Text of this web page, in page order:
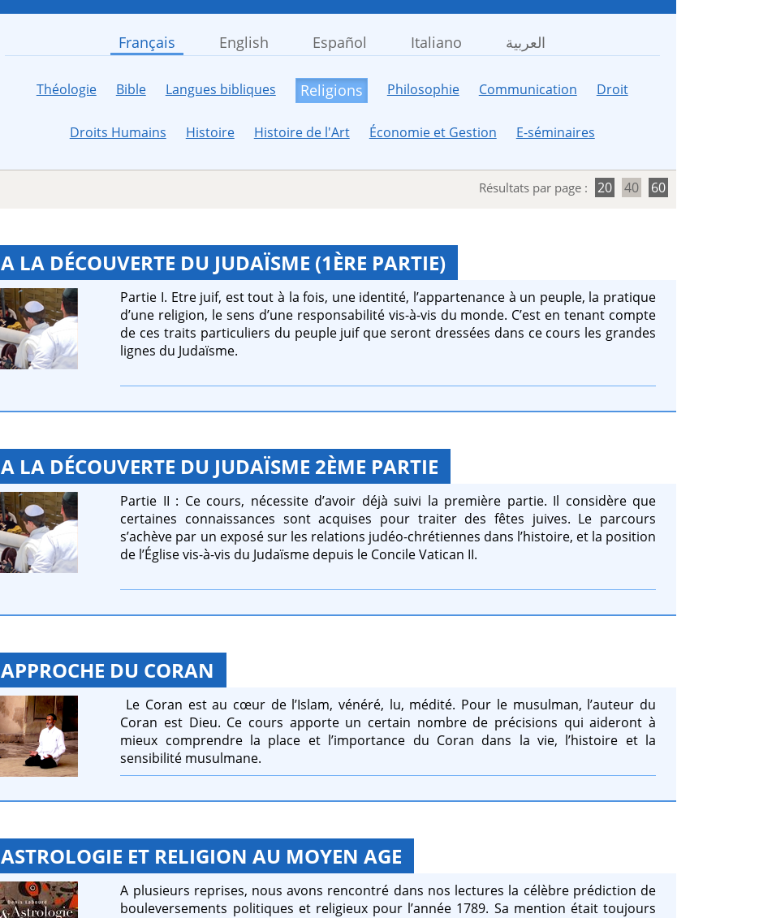
Français English Español Italiano العربية
Théologie Bible Langues bibliques Religions Philosophie Communication Droit
Droits Humains Histoire Histoire de l'Art Économie et Gestion E-séminaires
Résultats par page : 20 40 60
A LA DÉCOUVERTE DU JUDAÏSME (1ÈRE PARTIE)
Partie I. Etre juif, est tout à la fois, une identité, l’appartenance à un peuple, la pratique
d’une religion, le sens d’une responsabilité vis-à-vis du monde. C’est en tenant compte
de ces traits particuliers du peuple juif que seront dressées dans ce cours les grandes
lignes du Judaïsme.
A LA DÉCOUVERTE DU JUDAÏSME 2ÈME PARTIE
Partie II : Ce cours, nécessite d’avoir déjà suivi la première partie. Il considère que
certaines connaissances sont acquises pour traiter des fêtes juives. Le parcours
s’achève par un exposé sur les relations judéo-chrétiennes dans l’histoire, et la position
de l’Église vis-à-vis du Judaïsme depuis le Concile Vatican II.
APPROCHE DU CORAN
Le Coran est au cœur de l’Islam, vénéré, lu, médité. Pour le musulman, l’auteur du
Coran est Dieu. Ce cours apporte un certain nombre de précisions qui aideront à
mieux comprendre la place et l’importance du Coran dans la vie, l’histoire et la
sensibilité musulmane.
ASTROLOGIE ET RELIGION AU MOYEN AGE
A plusieurs reprises, nous avons rencontré dans nos lectures la célèbre prédiction de
bouleversements politiques et religieux pour l’année 1789. Sa mention était toujours